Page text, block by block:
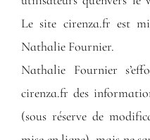
Le site cirenza.fr est
Nathalie Fournier.
Nathalie Fournier
cirenza.fr des
(sous réserve de